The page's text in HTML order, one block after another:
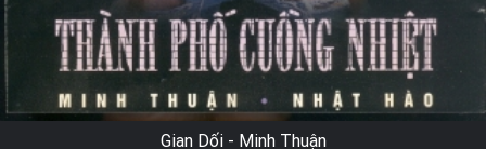
Gian Dối - Minh Thuận